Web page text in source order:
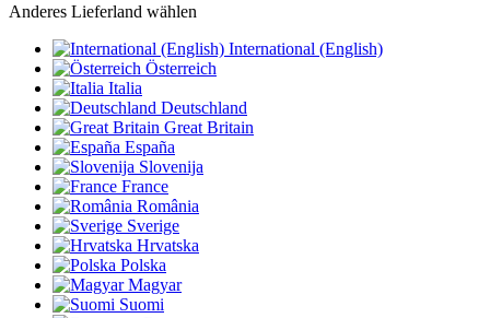
Anderes Lieferland wählen
International (English)
Österreich
Italia
Deutschland
Great Britain
España
Slovenija
France
România
Sverige
Hrvatska
Polska
Magyar
Suomi